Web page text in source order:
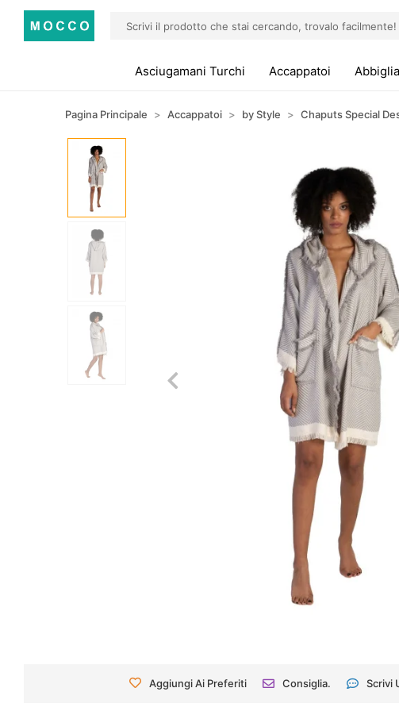
Asciugamani Turchi Accappatoi
Pagina Principale Accappatoi by Style Chaputs Special
Aggiungi Ai Preferiti Consiglia. Scrivi